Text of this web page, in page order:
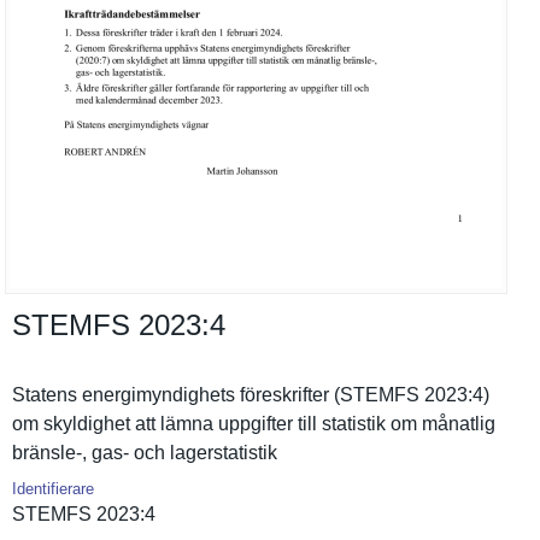
STEMFS 2023:​4
Statens energimynd­ighets föreskrift­er (STEMFS 2023:4)
om skyldighet att lämna uppgifter till statistik om månatlig
bränsle-, gas- och lagerstati­stik
Identifierare
STEMFS 2023:4